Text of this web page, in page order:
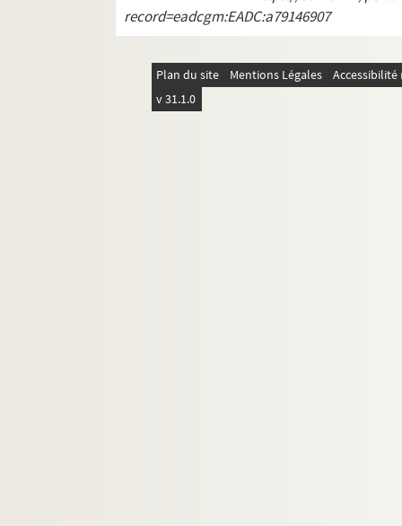
record=eadcgm:EADC:a79146907
Plan du site Mentions Légales
v 31.1.0